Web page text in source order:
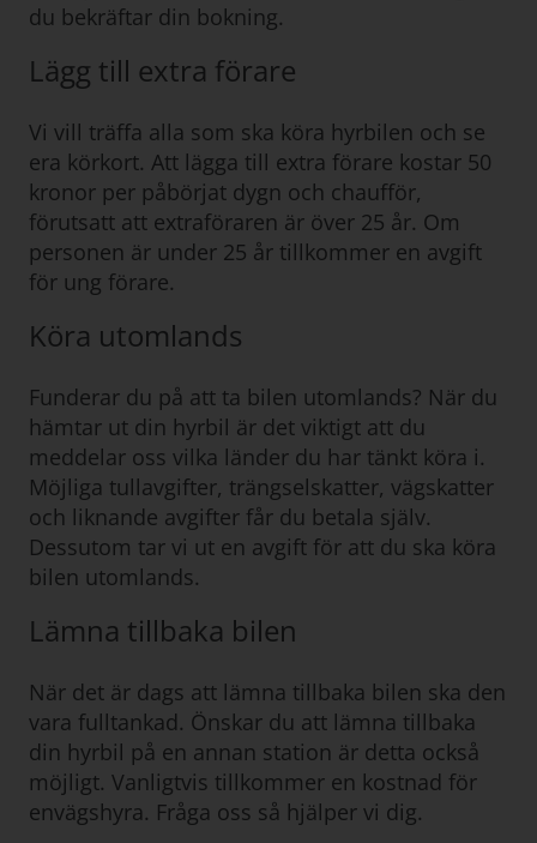
du bekräftar din bokning.
Lägg till extra förare
Vi vill träffa alla som ska köra hyrbilen och se
era körkort. Att lägga till extra förare kostar 50
kronor per påbörjat dygn och chaufför,
förutsatt att extraföraren är över 25 år. Om
personen är under 25 år tillkommer en avgift
för ung förare.
Köra utomlands
Funderar du på att ta bilen utomlands? När du
hämtar ut din hyrbil är det viktigt att du
meddelar oss vilka länder du har tänkt köra i.
Möjliga tullavgifter, trängselskatter, vägskatter
och liknande avgifter får du betala själv.
Dessutom tar vi ut en avgift för att du ska köra
bilen utomlands.
Lämna tillbaka bilen
När det är dags att lämna tillbaka bilen ska den
vara fulltankad. Önskar du att lämna tillbaka
din hyrbil på en annan station är detta också
möjligt. Vanligtvis tillkommer en kostnad för
envägshyra. Fråga oss så hjälper vi dig.